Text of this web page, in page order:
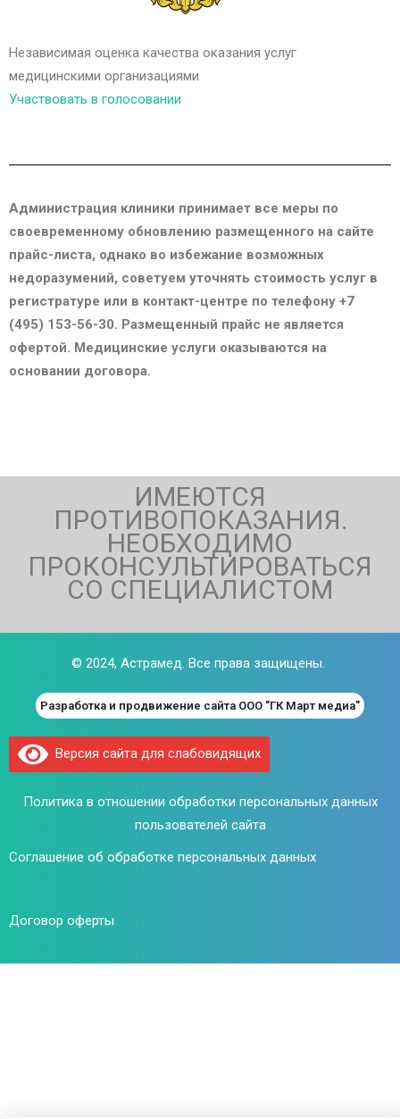
Независимая оценка качества оказания услуг
медицинскими организациями
Участвовать в голосовании
Администрация клиники принимает все меры по
своевременному обновлению размещенного на сайте
прайс-листа, однако во избежание возможных
недоразумений, советуем уточнять стоимость услуг в
регистратуре или в контакт-центре по телефону +7
(495) 153-56-30. Размещенный прайс не является
офертой. Медицинские услуги оказываются на
основании договора.
ИМЕЮТСЯ
ПРОТИВОПОКАЗАНИЯ.
НЕОБХОДИМО
ПРОКОНСУЛЬТИРОВАТЬСЯ
СО СПЕЦИАЛИСТОМ
© 2024, Астрамед. Все права защищены.
Разработка и продвижение сайта ООО "ГК Март медиа"
Версия сайта для слабовидящих
Политика в отношении обработки персональных данных
пользователей сайта
Соглашение об обработке персональных данных
Договор оферты